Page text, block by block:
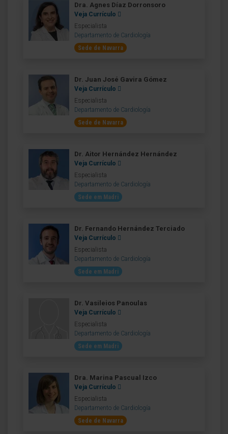
Dra. Agnes Díaz Dorronsoro
Veja Currículo
Especialista
Departamento de Cardiología
Sede de Navarra
Dr. Juan José Gavira Gómez
Veja Currículo
Especialista
Departamento de Cardiología
Sede de Navarra
Dr. Aitor Hernández Hernández
Veja Currículo
Especialista
Departamento de Cardiología
Sede em Madri
Dr. Fernando Hernández Terciado
Veja Currículo
Especialista
Departamento de Cardiología
Sede em Madri
Dr. Vasileios Panoulas
Veja Currículo
Especialista
Departamento de Cardiología
Sede em Madri
Dra. Marina Pascual Izco
Veja Currículo
Especialista
Departamento de Cardiología
Sede de Navarra